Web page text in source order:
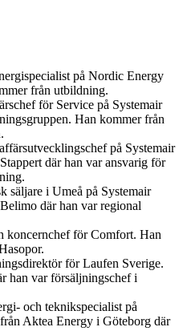
på Nordic Energy
från utbildning.
för Service på Systemair
Han kommer från
på Systemair
där han var ansvarig för
säljare i Umeå på Systemair
där han var regional
koncernchef för Comfort. Han
för Laufen Sverige.
han var försäljningschef i
och teknikspecialist på
Aktea Energy i Göteborg där